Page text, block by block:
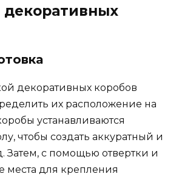
декоративных
декоративных коробов
их расположение на
устанавливаются
чтобы создать аккуратный и
Затем, с помощью отвертки и
места для крепления